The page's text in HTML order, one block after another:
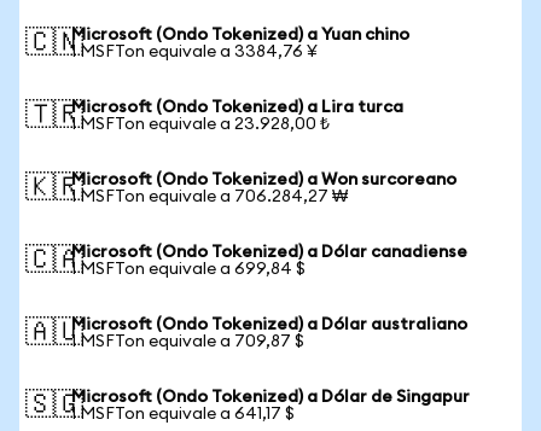
🇨🇳Microsoft (Ondo Tokenized) a Yuan chino
1 MSFTon equivale a 3384,76 ¥
🇹🇷Microsoft (Ondo Tokenized) a Lira turca
1 MSFTon equivale a 23.928,00 ₺
🇰🇷Microsoft (Ondo Tokenized) a Won surcoreano
1 MSFTon equivale a 706.284,27 ₩
🇨🇦Microsoft (Ondo Tokenized) a Dólar canadiense
1 MSFTon equivale a 699,84 $
🇦🇺Microsoft (Ondo Tokenized) a Dólar australiano
1 MSFTon equivale a 709,87 $
🇸🇬Microsoft (Ondo Tokenized) a Dólar de Singapur
1 MSFTon equivale a 641,17 $